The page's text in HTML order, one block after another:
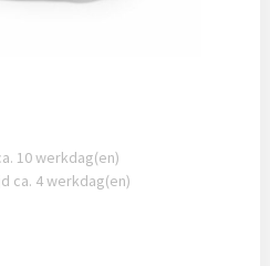
10 werkdag(en)
ca. 4 werkdag(en)